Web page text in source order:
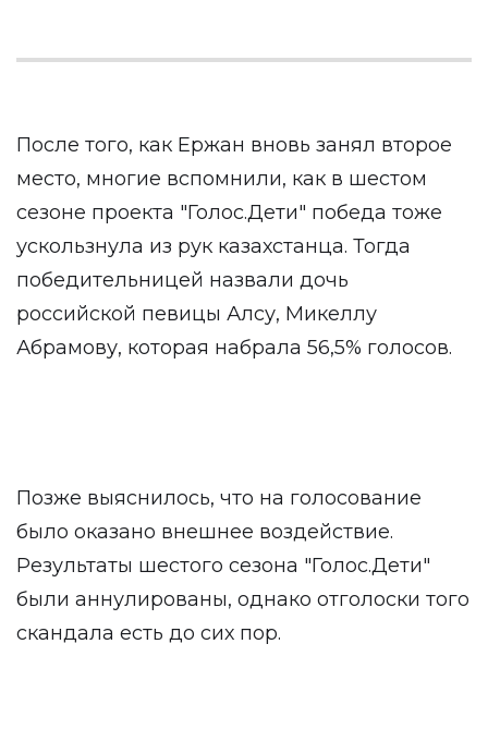
После того, как Ержан вновь занял второе
место, многие вспомнили, как в шестом
сезоне проекта "Голос.Дети" победа тоже
ускользнула из рук казахстанца. Тогда
победительницей назвали дочь
российской певицы Алсу, Микеллу
Абрамову, которая набрала 56,5% голосов.
Позже выяснилось, что на голосование
было оказано внешнее воздействие.
Результаты шестого сезона "Голос.Дети"
были аннулированы, однако отголоски того
скандала есть до сих пор.